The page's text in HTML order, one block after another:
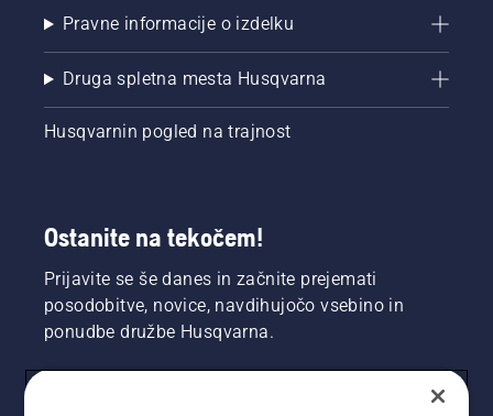
Pravne informacije o izdelku
Druga spletna mesta Husqvarna
Husqvarnin pogled na trajnost
Ostanite na tekočem!
Prijavite se še danes in začnite prejemati
posodobitve, novice, navdihujočo vsebino in
ponudbe družbe Husqvarna.